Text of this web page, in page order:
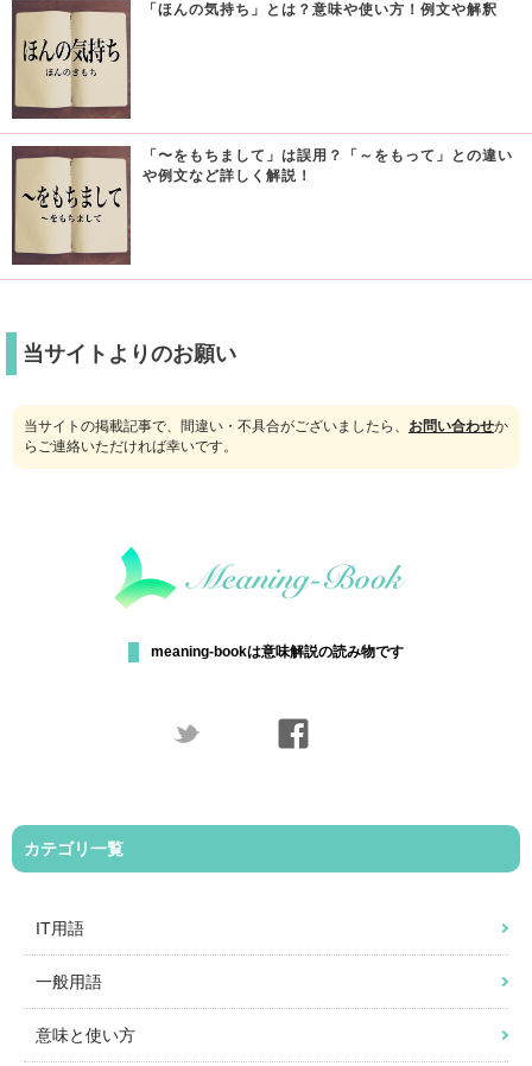
「ほんの気持ち」とは？意味や使い方！例文や解釈
「〜をもちまして」は誤用？「～をもって」との違い
や例文など詳しく解説！
当サイトよりのお願い
当サイトの掲載記事で、間違い・不具合がございましたら、 お問い合わせか
らご連絡いただければ幸いです。
meaning-bookは意味解説の読み物です
カテゴリ一覧
IT用語
一般用語
意味と使い方